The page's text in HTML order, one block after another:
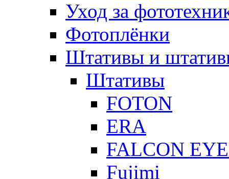
Уход за
Фотоплёнки
Штативы и
Штативы
FOTON
ERA
FALCON
Fujimi